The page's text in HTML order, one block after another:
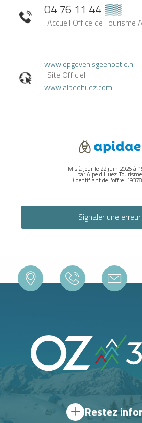
04 76 11 44 ▒▒
Accueil Office de Tourisme
www.opgevenisgeenoptie.nl
Site Officiel
www.alpedhuez.com
Mis à jour le 22 juin 2026 à
par Alpe d'Huez Tourisme
(Identifiant de l'offre:
Signaler une erreur
Restez